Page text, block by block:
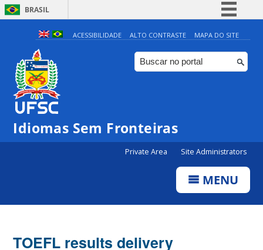
BRASIL
Simplifique!
Comunica BR
Participe
Canais
ACESSIBILIDADE ALTO CONTRASTE MAPA DO SITE
Idiomas Sem Fronteiras
Private Area Site Administrators
MENU
TOEFL results delivery